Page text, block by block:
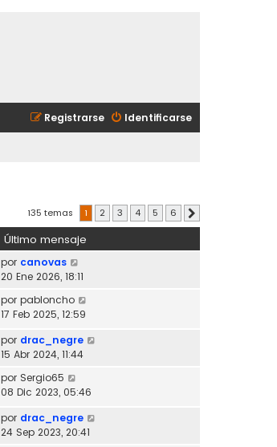
Identificarse
Registrarse
135 temas 1 2 3 4 5 6
Último mensaje
por canovas
20 Ene 2026, 18:11
por pabloncho
17 Feb 2025, 12:59
por drac_negre
15 Abr 2024, 11:44
por Sergio65
08 Dic 2023, 05:46
por drac_negre
24 Sep 2023, 20:41